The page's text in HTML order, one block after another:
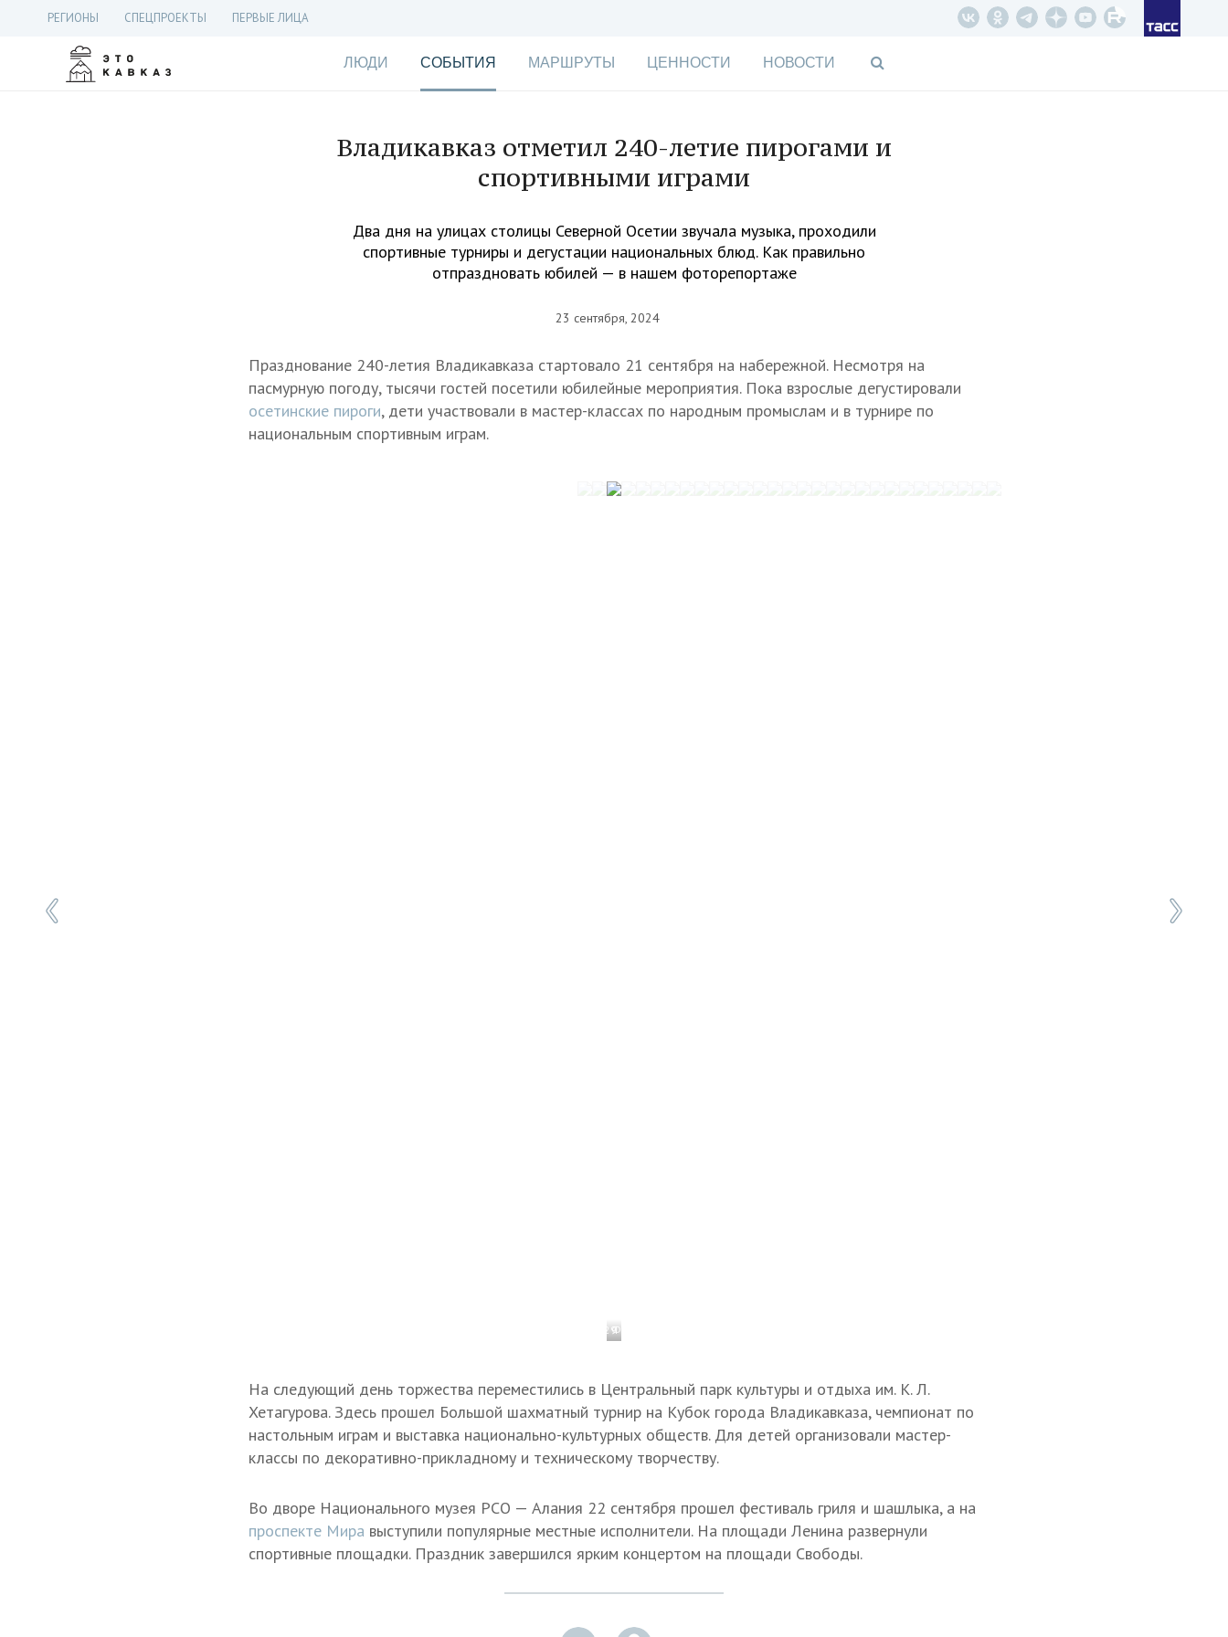
РЕГИОНЫ СПЕЦПРОЕКТЫ ПЕРВЫЕ ЛИЦА
ЛЮДИ СОБЫТИЯ МАРШРУТЫ ЦЕННОСТИ НОВОСТИ
Владикавказ отметил 240-летие пирогами и
спортивными играми
Два дня на улицах столицы Северной Осетии звучала музыка, проходили
спортивные турниры и дегустации национальных блюд. Как правильно
отпраздновать юбилей — в нашем фоторепортаже
23 сентября, 2024
Празднование 240-летия Владикавказа стартовало 21 сентября на набережной. Несмотря на
пасмурную погоду, тысячи гостей посетили юбилейные мероприятия. Пока взрослые дегустировали
осетинские пироги, дети участвовали в мастер-классах по народным промыслам и в турнире по
национальным спортивным играм.
Фото: Анна Кабисова/ТАСС
1 / 29
На следующий день торжества переместились в Центральный парк культуры и отдыха им. К. Л.
Хетагурова. Здесь прошел Большой шахматный турнир на Кубок города Владикавказа, чемпионат по
настольным играм и выставка национально-культурных обществ. Для детей организовали мастер-
классы по декоративно-прикладному и техническому творчеству.
Во дворе Национального музея РСО — Алания 22 сентября прошел фестиваль гриля и шашлыка, а на
проспекте Мира выступили популярные местные исполнители. На площади Ленина развернули
спортивные площадки. Праздник завершился ярким концертом на площади Свободы.